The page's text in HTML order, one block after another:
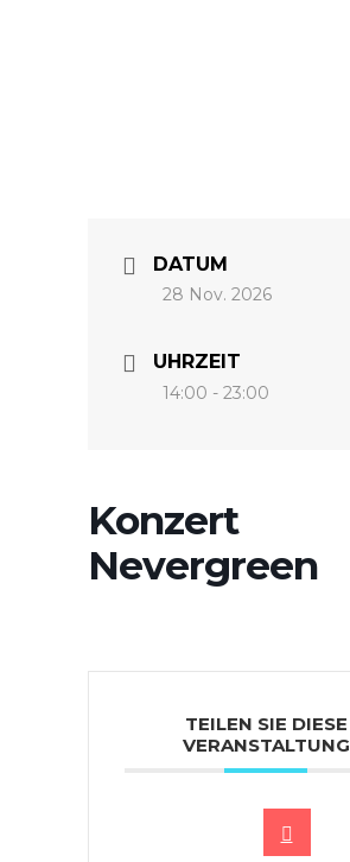
DATUM
28 Nov. 2026
UHRZEIT
14:00 - 23:00
Konzert
Nevergreen
TEILEN SIE DIESE
VERANSTALTUNG